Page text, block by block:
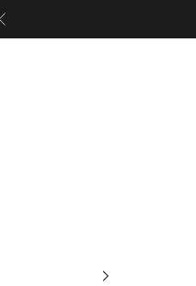
Précédent